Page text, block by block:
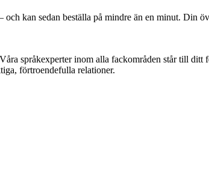
kan sedan beställa på mindre än en minut. Din
språkexperter inom alla fackområden står till ditt
förtroendefulla relationer.